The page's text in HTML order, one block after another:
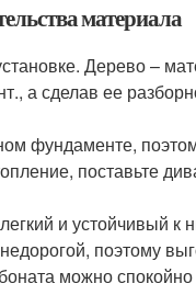
материала
Дерево –
а сделав ее
фундаменте,
поставьте
и устойчивый к
поэтому
можно